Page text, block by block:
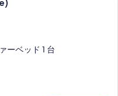
ーベッド 1 台